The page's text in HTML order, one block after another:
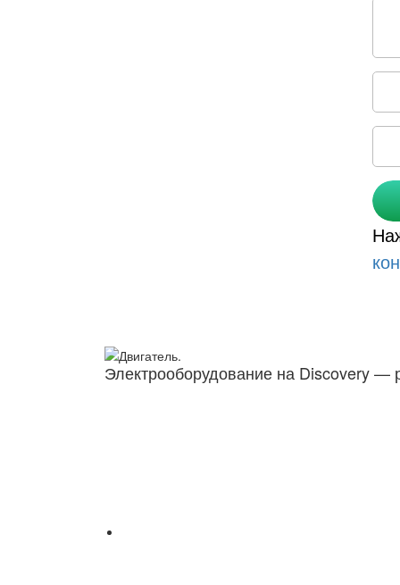
Электрооборудование на Discovery